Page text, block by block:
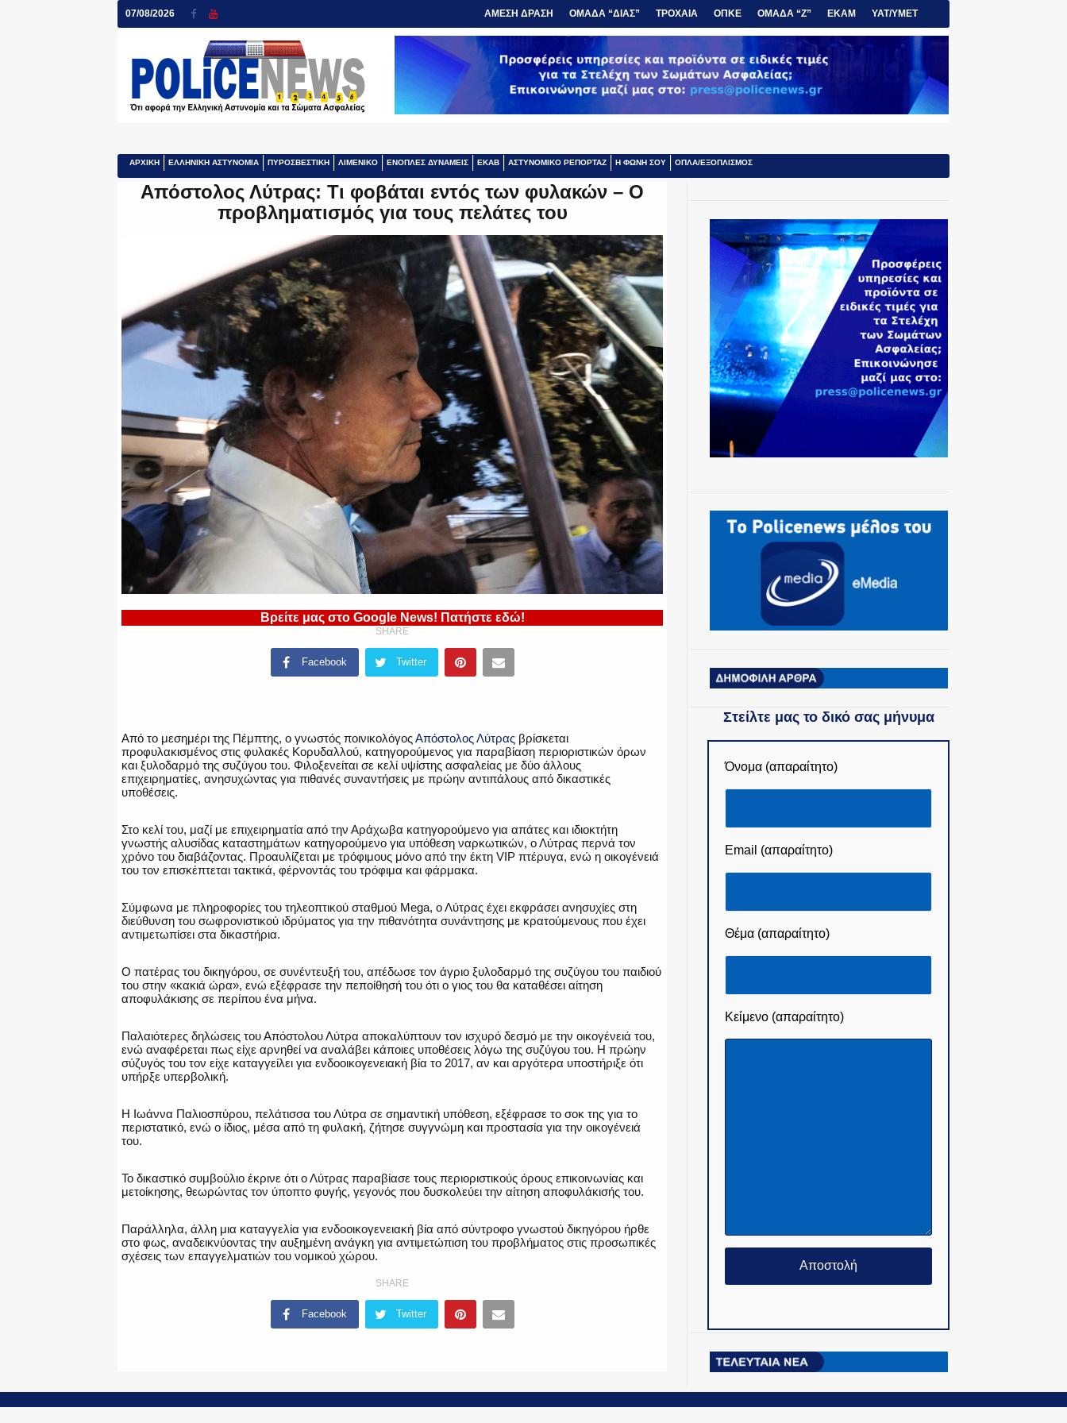
07/08/2026 ΑΜΕΣΗ ΔΡΑΣΗ ΟΜΑΔΑ “ΔΙΑΣ” ΤΡΟΧΑΙΑ ΟΠΚΕ ΟΜΑΔΑ “Ζ” ΕΚΑΜ ΥΑΤ/ΥΜΕΤ
ΑΡΧΙΚΗ ΕΛΛΗΝΙΚΗ ΑΣΤΥΝΟΜΙΑ ΠΥΡΟΣΒΕΣΤΙΚΗ ΛΙΜΕΝΙΚΟ ΕΝΟΠΛΕΣ ΔΥΝΑΜΕΙΣ ΕΚΑΒ ΑΣΤΥΝΟΜΙΚΟ ΡΕΠΟΡΤΑΖ Η ΦΩΝΗ ΣΟΥ ΟΠΛΑ/ΕΞΟΠΛΙΣΜΟΣ
Απόστολος Λύτρας: Τι φοβάται εντός των φυλακών – Ο
προβληματισμός για τους πελάτες του
Βρείτε μας στο Google News! Πατήστε εδώ!
SHARE
Facebook Twitter
Από το μεσημέρι της Πέμπτης, ο γνωστός ποινικολόγοςΑπόστολος Λύτρας βρίσκεται
προφυλακισμένος στις φυλακές Κορυδαλλού, κατηγορούμενος για παραβίαση περιοριστικών όρων
και ξυλοδαρμό της συζύγου του. Φιλοξενείται σε κελί υψίστης ασφαλείας με δύο άλλους
επιχειρηματίες, ανησυχώντας για πιθανές συναντήσεις με πρώην αντιπάλους από δικαστικές
υποθέσεις.
Στο κελί του, μαζί με επιχειρηματία από την Αράχωβα κατηγορούμενο για απάτες και ιδιοκτήτη
γνωστής αλυσίδας καταστημάτων κατηγορούμενο για υπόθεση ναρκωτικών, ο Λύτρας περνά τον
χρόνο του διαβάζοντας. Προαυλίζεται με τρόφιμους μόνο από την έκτη VIP πτέρυγα, ενώ η οικογένειά
του τον επισκέπτεται τακτικά, φέρνοντάς του τρόφιμα και φάρμακα.
Σύμφωνα με πληροφορίες του τηλεοπτικού σταθμού Mega, ο Λύτρας έχει εκφράσει ανησυχίες στη
διεύθυνση του σωφρονιστικού ιδρύματος για την πιθανότητα συνάντησης με κρατούμενους που έχει
αντιμετωπίσει στα δικαστήρια.
Ο πατέρας του δικηγόρου, σε συνέντευξή του, απέδωσε τον άγριο ξυλοδαρμό της συζύγου του παιδιού
του στην «κακιά ώρα», ενώ εξέφρασε την πεποίθησή του ότι ο γιος του θα καταθέσει αίτηση
αποφυλάκισης σε περίπου ένα μήνα.
Παλαιότερες δηλώσεις του Απόστολου Λύτρα αποκαλύπτουν τον ισχυρό δεσμό με την οικογένειά του,
ενώ αναφέρεται πως είχε αρνηθεί να αναλάβει κάποιες υποθέσεις λόγω της συζύγου του. Η πρώην
σύζυγός του τον είχε καταγγείλει για ενδοοικογενειακή βία το 2017, αν και αργότερα υποστήριξε ότι
υπήρξε υπερβολική.
Η Ιωάννα Παλιοσπύρου, πελάτισσα του Λύτρα σε σημαντική υπόθεση, εξέφρασε το σοκ της για το
περιστατικό, ενώ ο ίδιος, μέσα από τη φυλακή, ζήτησε συγγνώμη και προστασία για την οικογένειά
του.
Το δικαστικό συμβούλιο έκρινε ότι ο Λύτρας παραβίασε τους περιοριστικούς όρους επικοινωνίας και
μετοίκησης, θεωρώντας τον ύποπτο φυγής, γεγονός που δυσκολεύει την αίτηση αποφυλάκισής του.
Παράλληλα, άλλη μια καταγγελία για ενδοοικογενειακή βία από σύντροφο γνωστού δικηγόρου ήρθε
στο φως, αναδεικνύοντας την αυξημένη ανάγκη για αντιμετώπιση του προβλήματος στις προσωπικές
σχέσεις των επαγγελματιών του νομικού χώρου.
SHARE
Facebook Twitter
Στείλτε μας το δικό σας μήνυμα
Όνομα (απαραίτητο)
Email (απαραίτητο)
Θέμα (απαραίτητο)
Κείμενο (απαραίτητο)
© Copyright 2015-2024 - PoliceNews.gr byG POiNT ADV-ΤΑΥΤΟΤΗΤΑ